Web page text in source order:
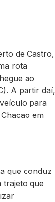
de Castro,
rota
ao
A partir daí,
para
em
que conduz
trajeto que